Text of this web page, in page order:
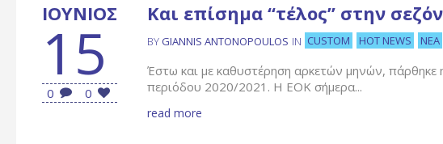
ΙΟΎΝΙΟΣ
15
0 0
Και επίσημα “τέλος” στην
BY GIANNIS ANTONOPOULOS IN CUSTOM HOT NEWS ΝΈΑ
Έστω και με καθυστέρηση αρκετών μηνών,
περιόδου 2020/2021. Η ΕΟΚ σήμερα...
read more